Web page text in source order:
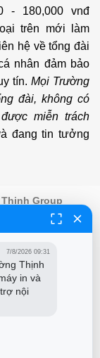
- 180,000 vnđ
trên mới làm
hệ về tổng đài
nhân đảm bảo
tín. Mọi Trường
đài, không có
miễn trách
đang tin tưởng
Group
7/8/2026 09:31
Thịnh
in và
nội